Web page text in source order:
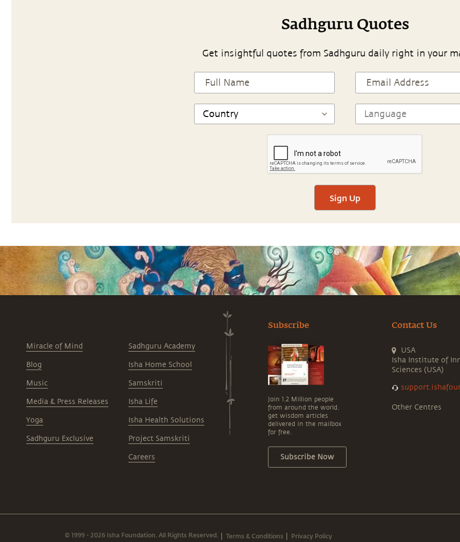
Sadhguru Quotes
Get insightful quotes from Sadhguru daily right in your
Sign Up
Miracle of Mind
Blog
Music
Media & Press Releases
Yoga
Sadhguru Exclusive
Sadhguru Academy
Isha Home School
Samskriti
Isha Life
Isha Health Solutions
Project Samskriti
Careers
Subscribe
Join 1.2 Million people
from around the world,
get wisdom articles
delivered in the mailbox
for free.
Subscribe Now
Contact Us
USA
Isha Institute of
Sciences (USA)
Other Centres
© 1999 - 2026 Isha Foundation. All Rights Reserved. Terms & Conditions Privacy Policy